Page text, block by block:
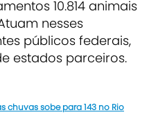
10.814 animais
nesses
públicos federais,
estados parceiros.
chuvas sobe para 143 no Rio